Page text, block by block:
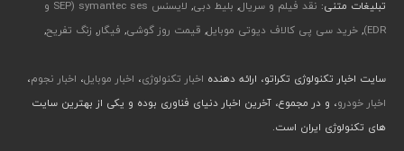
تبلیغات متنی: نقد فیلم و سریال, بلیط دبی,
لایسنس symantec ses (SEP و
EDR)
, خرید سی پی کالاف دیوتی موبایل, قیمت روز گوشی, فیگار, زنگ تفریح,
سایت اخبار تکنولوژی تکراتو، ارائه دهنده اخبار تکنولوژی، اخبار موبایل، اخبار نجوم،
اخبار خودرو، و در مجموع، آخرین اخبار دنیای فناوری بوده و یکی از بهترین سایت
های تکنولوژی ایران است.